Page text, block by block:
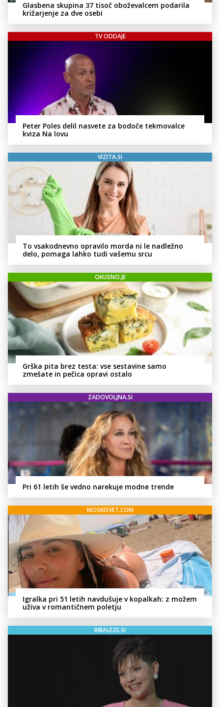
Glasbena skupina 37 tisoč oboževalcem podarila
križarjenje za dve osebi
TV ODDAJE
Peter Poles delil nasvete za bodoče tekmovalce
kviza Na lovu
VIZITA.SI
To vsakodnevno opravilo morda ni le nadležno
delo, pomaga lahko tudi vašemu srcu
OKUSNO.JE
Grška pita brez testa: vse sestavine samo
zmešate in pečica opravi ostalo
ZADOVOLJNA.SI
Pri 61 letih še vedno narekuje modne trende
MOSKISVET.COM
Igralka pri 51 letih navdušuje v kopalkah: z možem
uživa v romantičnem poletju
BIBALEZE.SI